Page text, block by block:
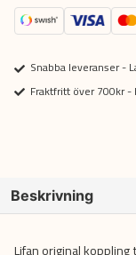
Snabba leveranser -
Fraktfritt över 700kr
Beskrivning